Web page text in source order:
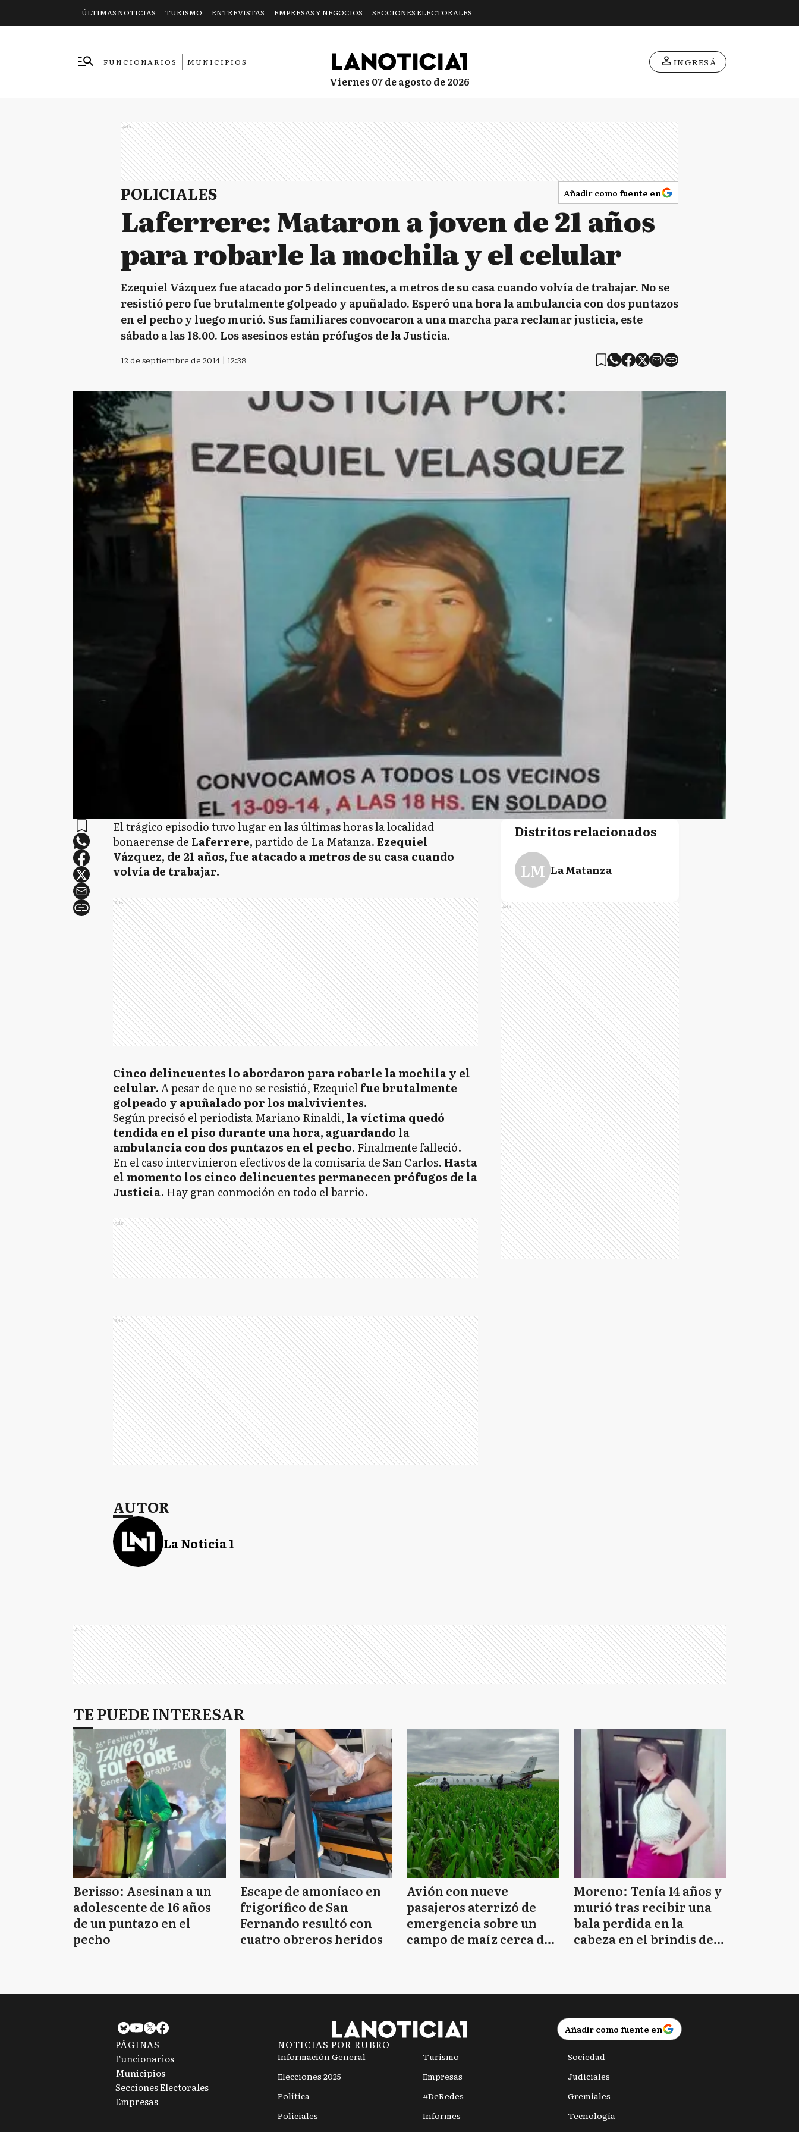
ÚLTIMAS NOTICIAS TURISMO ENTREVISTAS EMPRESAS Y NEGOCIOS SECCIONES ELECTORALES
FUNCIONARIOS
MUNICIPIOS
viernes 07 de agosto de 2026
INGRESÁ
Ads
POLICIALES Añadir como fuente en
Laferrere: Mataron a joven de 21 años
para robarle la mochila y el celular
Ezequiel Vázquez fue atacado por 5 delincuentes, a metros de su casa cuando volvía de trabajar. No se
resistió pero fue brutalmente golpeado y apuñalado. Esperó una hora la ambulancia con dos puntazos
en el pecho y luego murió. Sus familiares convocaron a una marcha para reclamar justicia, este
sábado a las 18.00. Los asesinos están prófugos de la Justicia.
12 de septiembre de 2014 | 12:38
El trágico episodio tuvo lugar en las últimas horas la localidad
bonaerense de Laferrere,partido de La Matanza.Ezequiel
Vázquez, de 21 años, fue atacado a metros de su casa cuando
volvía de trabajar.
Ads
Cinco delincuentes lo abordaron para robarle la mochila y el
celular.A pesar de que no se resistió, Ezequielfue brutalmente
golpeado y apuñalado por los malvivientes.
Según precisó el periodista Mariano Rinaldi, la víctima quedó
tendida en el piso durante una hora, aguardando la
ambulancia con dos puntazos en el pecho. Finalmente falleció.
En el caso intervinieron efectivos de la comisaría de San Carlos. Hasta
el momento los cinco delincuentes permanecen prófugos de la
Justicia. Hay gran conmoción en todo el barrio.
Ads
Ads
AUTOR
La Noticia 1
Distritos relacionados
LM La Matanza
Ads
Ads
TE PUEDE INTERESAR
Berisso: Asesinan a un
adolescente de 16 años
de un puntazo en el
pecho
Escape de amoníaco en
frigorífico de San
Fernando resultó con
cuatro obreros heridos
Avión con nueve
pasajeros aterrizó de
emergencia sobre un
campo de maíz cerca de
Moreno: Tenía 14 años y
murió tras recibir una
bala perdida en la
cabeza en el brindis de
Añadir como fuente en
PÁGINAS
Funcionarios
Municipios
Secciones Electorales
Empresas
NOTICIAS POR RUBRO
Información General
Elecciones 2025
Política
Policiales
Turismo
Empresas
#DeRedes
Informes
Sociedad
Judiciales
Gremiales
Tecnología